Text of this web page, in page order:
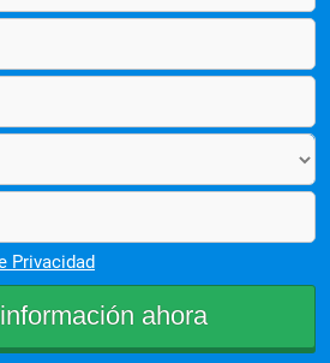
Privacidad